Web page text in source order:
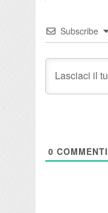
Subscribe
0 COMMENTI